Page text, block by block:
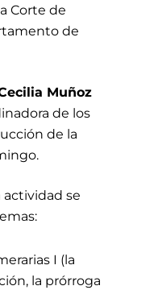
Corte de
de
Muñoz
de los
de la
actividad se
I (la
la prórroga